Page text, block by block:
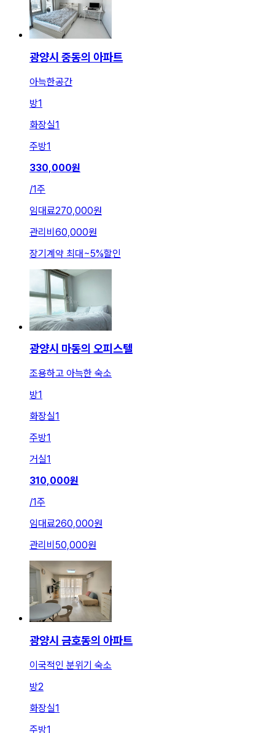
광양시 중동의 아파트
아늑한공간
방1
화장실1
주방1
330,000원
/1주
임대료270,000원
관리비 60,000원
장기계약 최대~5%할인
광양시 마동의 오피스텔
조용하고 아늑한 숙소
방1
화장실1
주방1
거실1
310,000원
/1주
임대료260,000원
관리비 50,000원
광양시 금호동의 아파트
이국적인 분위기 숙소
방2
화장실1
주방1